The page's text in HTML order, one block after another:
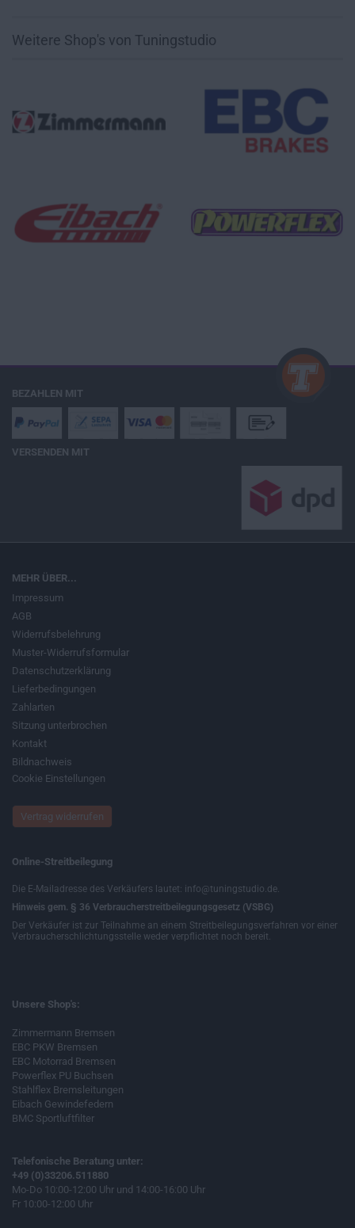
Weitere Shop's von Tuningstudio
BEZAHLEN MIT
VERSENDEN MIT
MEHR ÜBER...
Impressum
AGB
Widerrufsbelehrung
Muster-Widerrufsformular
Datenschutzerklärung
Lieferbedingungen
Zahlarten
Sitzung unterbrochen
Kontakt
Bildnachweis
Cookie Einstellungen
Vertrag widerrufen
Online-Streitbeilegung
Die E-Mailadresse des Verkäufers lautet: info@tuningstudio.de.
Hinweis gem. § 36 Verbraucherstreitbeilegungsgesetz (VSBG)
Der Verkäufer ist zur Teilnahme an einem Streitbeilegungsverfahren vor einer
Verbraucherschlichtungsstelle weder verpflichtet noch bereit.
Unsere Shop's:
Zimmermann Bremsen
EBC PKW Bremsen
EBC Motorrad Bremsen
Powerflex PU Buchsen
Stahlflex Bremsleitungen
Eibach Gewindefedern
BMC Sportluftfilter
Telefonische Beratung unter:
+49 (0)33206.511880
Mo-Do 10:00-12:00 Uhr und 14:00-16:00 Uhr
Fr 10:00-12:00 Uhr